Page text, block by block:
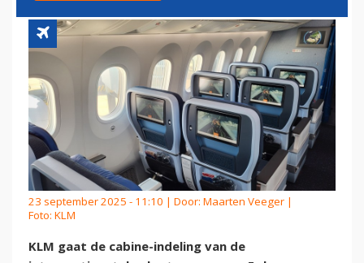
23 september 2025 - 11:10 | Door: Maarten Veeger |
Foto: KLM
KLM gaat de cabine-indeling van de